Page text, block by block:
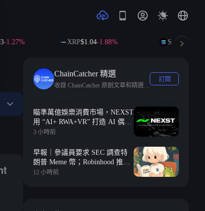
XRP$1.04-1.88% SOL$73.16
沒有需求更糟糕的是，真正的賽點從來都不是支付......
ChainCatcher 精選
收錄 ChainCatcher 原創文章和精選快訊。
訂閱
瞄準萬億娛樂消費市場，NEXST
用 “AI+ RWA+VR” 打造 AI 偶像
時代的“JYP”
3 小時前
早報｜參議員要求 SEC 調查特
朗普 Meme 幣；Robinhood 推出
2 億美元風險投資基金，聚焦 Y
12 小時前